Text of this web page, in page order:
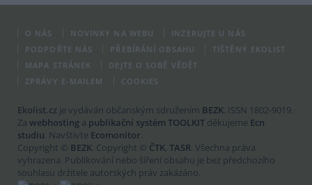
O NÁS NOVINKY NA WEBU
INZERUJTE U NÁS
PODPOŘTE NÁS
PŘEBÍRÁNÍ OBSAHU
TIŠTĚNÝ EKOLIST
MAPA STRÁNEK
DEJTE O SOBĚ VĚDĚT
ZPRÁVY E-MAILEM
COOKIES
Ekolist.cz je vydáván občanským sdružením BEZK. ISSN 1802-9019.
Za webhosting a publikační systém TOOLKIT děkujeme Ecn
studiu. Navštivte Ecomonitor.
Copyright © BEZK. Copyright © ČTK, TASR. Všechna práva
vyhrazena. Publikování nebo šíření obsahu je bez předchozího
souhlasu držitele autorských práv zakázáno.